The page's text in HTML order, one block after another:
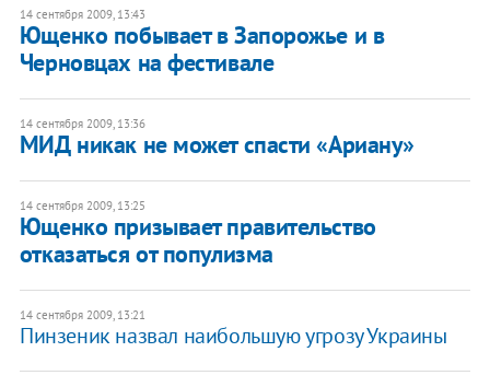
14 сентября 2009, 13:43
Ющенко побывает в Запорожье и в
Черновцах на фестивале
14 сентября 2009, 13:36
МИД никак не может спасти «Ариану»
14 сентября 2009, 13:25
Ющенко призывает правительство
отказаться от популизма
14 сентября 2009, 13:21
Пинзеник назвал наибольшую угрозу Украины